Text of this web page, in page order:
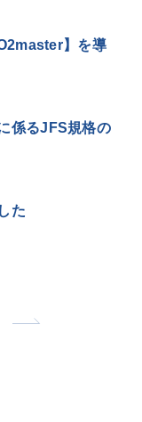
】を導
係るJFS規格の
た